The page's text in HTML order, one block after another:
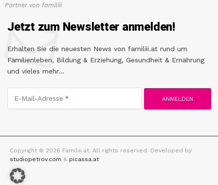
Partner von familiii
Jetzt zum Newsletter anmelden!
Erhalten Sie die neuesten News von familiii.at rund um
Familienleben, Bildung & Erziehung, Gesundheit & Ernährung
und vieles mehr...
E-Mail-Adresse
Copyright © 2026 Familiii.at. All rights reserved. Developed by
studiopetrov.com & picassa.at